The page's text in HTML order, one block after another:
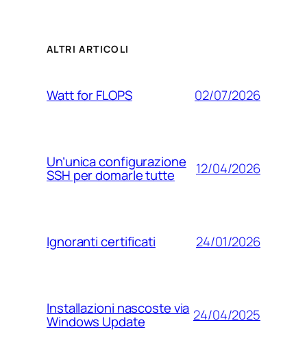
ALTRI ARTICOLI
Watt for FLOPS 02/07/2026
Un’unica configurazione
SSH per domarle tutte 12/04/2026
Ignoranti certificati 24/01/2026
Installazioni nascoste via
Windows Update 24/04/2025